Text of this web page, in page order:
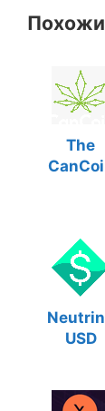
The
USD